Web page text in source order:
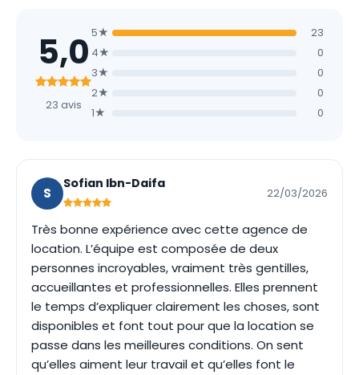
5,0
23 avis
5★
23
4★
0
3★
0
2★
0
1★
0
S
Sofian Ibn-Daifa
22/03/2026
Très bonne expérience avec cette agence de
location. L’équipe est composée de deux
personnes incroyables, vraiment très gentilles,
accueillantes et professionnelles. Elles prennent
le temps d’expliquer clairement les choses, sont
disponibles et font tout pour que la location se
passe dans les meilleures conditions. On sent
qu’elles aiment leur travail et qu’elles font le